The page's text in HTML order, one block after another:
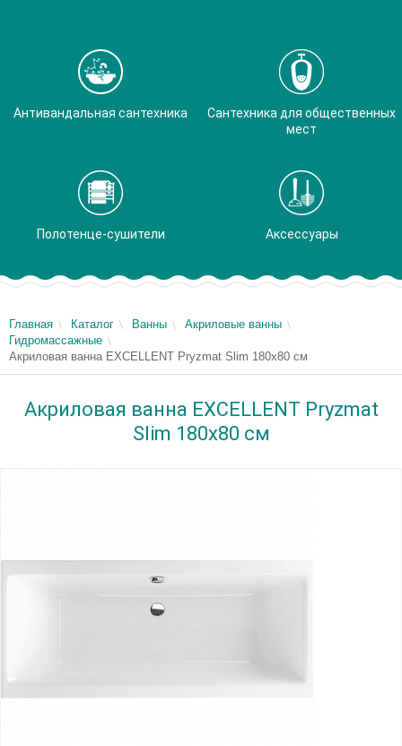
Антивандальная сантехника
Сантехника для общественных
мест
Полотенце-сушители Аксессуары
Главная Каталог Ванны
Акриловые ванны
Гидромассажные
Акриловая ванна EXCELLENT Pryzmat Slim 180x80 см
Акриловая ванна EXCELLENT Pryzmat
Slim 180x80 см